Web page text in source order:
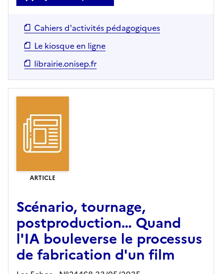
Cahiers d'activités pédagogiques
Le kiosque en ligne
librairie.onisep.fr
ARTICLE
Scénario, tournage,
postproduction… Quand
l'IA bouleverse le processus
de fabrication d'un film